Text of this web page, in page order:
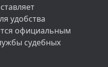
удобства
официальным
судебных